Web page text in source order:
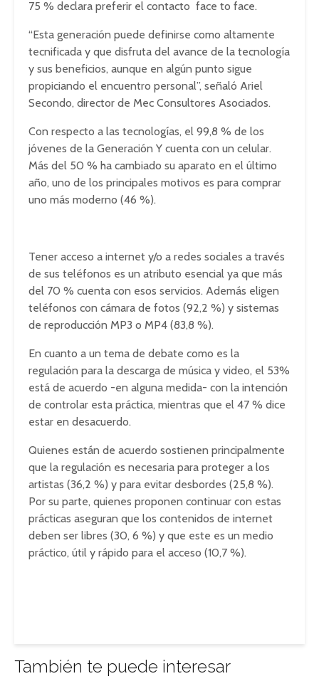
75 % declara preferir el contacto face to face.
“Esta generación puede definirse como altamente
tecnificada y que disfruta del avance de la tecnología
y sus beneficios, aunque en algún punto sigue
propiciando el encuentro personal”, señaló Ariel
Secondo, director de Mec Consultores Asociados.
Con respecto a las tecnologías, el 99,8 % de los
jóvenes de la Generación Y cuenta con un celular.
Más del 50 % ha cambiado su aparato en el último
año, uno de los principales motivos es para comprar
uno más moderno (46 %).
Tener acceso a internet y/o a redes sociales a través
de sus teléfonos es un atributo esencial ya que más
del 70 % cuenta con esos servicios. Además eligen
teléfonos con cámara de fotos (92,2 %) y sistemas
de reproducción MP3 o MP4 (83,8 %).
En cuanto a un tema de debate como es la
regulación para la descarga de música y video, el 53%
está de acuerdo -en alguna medida- con la intención
de controlar esta práctica, mientras que el 47 % dice
estar en desacuerdo.
Quienes están de acuerdo sostienen principalmente
que la regulación es necesaria para proteger a los
artistas (36,2 %) y para evitar desbordes (25,8 %).
Por su parte, quienes proponen continuar con estas
prácticas aseguran que los contenidos de internet
deben ser libres (30, 6 %) y que este es un medio
práctico, útil y rápido para el acceso (10,7 %).
También te puede interesar